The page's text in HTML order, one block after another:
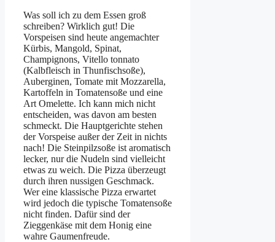
Was soll ich zu dem Essen groß
schreiben? Wirklich gut! Die
Vorspeisen sind heute angemachter
Kürbis, Mangold, Spinat,
Champignons, Vitello tonnato
(Kalbfleisch in Thunfischsoße),
Auberginen, Tomate mit Mozzarella,
Kartoffeln in Tomatensoße und eine
Art Omelette. Ich kann mich nicht
entscheiden, was davon am besten
schmeckt. Die Hauptgerichte stehen
der Vorspeise außer der Zeit in nichts
nach! Die Steinpilzsoße ist aromatisch
lecker, nur die Nudeln sind vielleicht
etwas zu weich. Die Pizza überzeugt
durch ihren nussigen Geschmack.
Wer eine klassische Pizza erwartet
wird jedoch die typische Tomatensoße
nicht finden. Dafür sind der
Zieggenkäse mit dem Honig eine
wahre Gaumenfreude.